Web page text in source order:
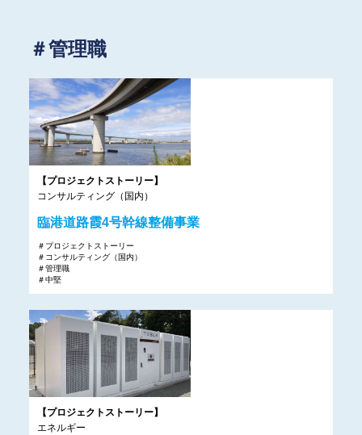
＃管理職
【プロジェクトストーリー】
コンサルティング（国内）
臨港道路霞4号幹線整備事業
＃プロジェクトストーリー
＃コンサルティング（国内）
＃管理職
＃中堅
【プロジェクトストーリー】
エネルギー